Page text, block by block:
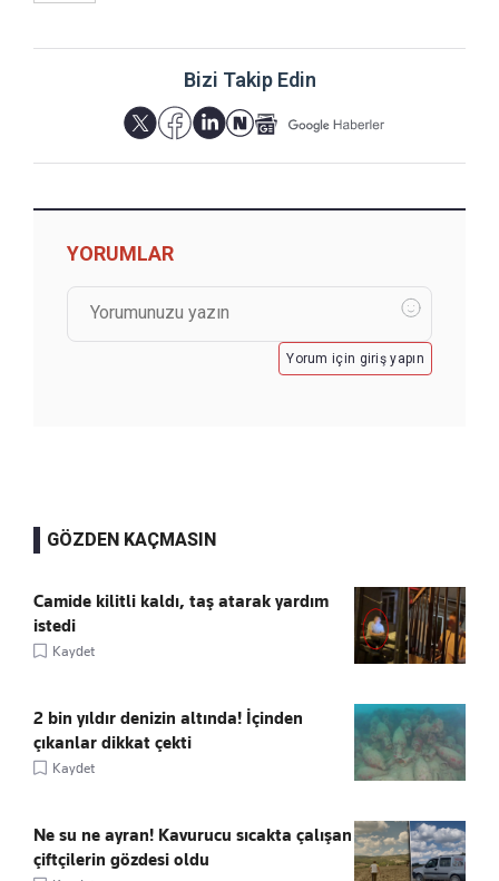
Bizi Takip Edin
YORUMLAR
Yorum için giriş yapın
GÖZDEN KAÇMASIN
Camide kilitli kaldı, taş atarak yardım
istedi
Kaydet
2 bin yıldır denizin altında! İçinden
çıkanlar dikkat çekti
Kaydet
Ne su ne ayran! Kavurucu sıcakta çalışan
çiftçilerin gözdesi oldu